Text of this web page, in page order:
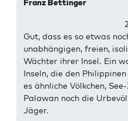
Franz Bettinger
Gut, dass es so etwas
unabhängigen, freien,
Wächter ihrer Insel. Ein
Inseln, die den
es ähnliche Völkchen,
Palawan noch die
Jäger.